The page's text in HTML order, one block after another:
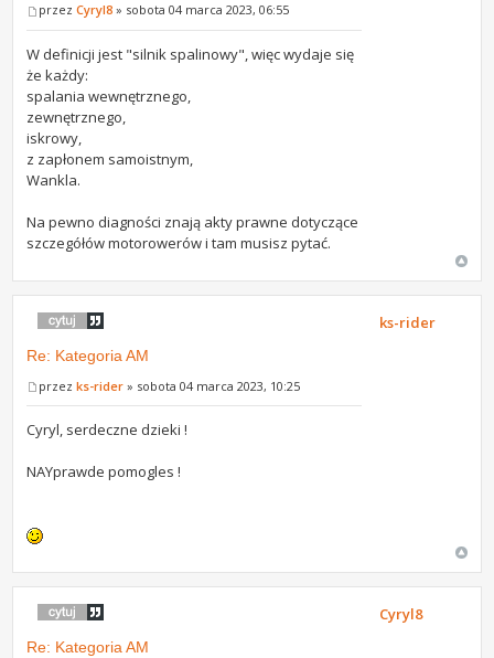
przezCyryl8 » sobota 04 marca 2023, 06:55
W definicji jest "silnik spalinowy", więc wydaje się
że każdy:
spalania wewnętrznego,
zewnętrznego,
iskrowy,
z zapłonem samoistnym,
Wankla.
Na pewno diagności znają akty prawne dotyczące
szczegółów motorowerów i tam musisz pytać.
Re: Kategoria AM
przezks-rider » sobota 04 marca 2023, 10:25
Cyryl, serdeczne dzieki !
NAYprawde pomogles !
ks-rider
Re: Kategoria AM
Cyryl8